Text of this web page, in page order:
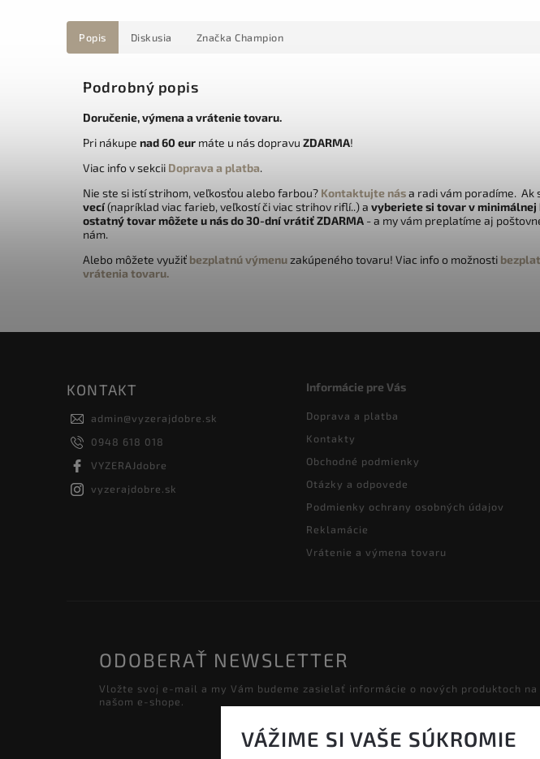
VÁŽIME SI VAŠE SÚKROMIE
Popis Diskusia Značka Champion
Podrobný popis
Doručenie, výmena a vrátenie tovaru.
Pri nákupe nad 60 eur máte u nás dopravu ZDARMA!
Viac info v sekcii Doprava a platba.
Nie ste si istí strihom, veľkosťou alebo farbou? Kontaktujte nása radi vám poradíme. Ak
vecí(napríklad viac farieb, veľkostí či viac strihov riflí..) a vyberiete si tovar v minimálnej
ostatný tovar môžete u nás do 30-dní vrátiťZDARMA - a my vám preplatíme aj
nám.
Alebo môžete využiť bezplatnú výmenuzakúpeného tovaru! Viac info o možnosti
vrátenia tovaru.
KONTAKT
admin@vyzerajdobre.sk
0948 618 018
VYZERAJdobre
vyzerajdobre.sk
Informácie pre Vás
Doprava a platba
Kontakty
Obchodné podmienky
Otázky a odpovede
Podmienky ochrany osobných údajov
Reklamácie
Vrátenie a výmena tovaru
ODOBERAŤ NEWSLETTER
Vložte svoj e-mail a my Vám budeme zasielať informácie o nových produktoch na
našom e-shope.